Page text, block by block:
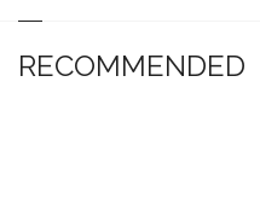
RECOMMENDED